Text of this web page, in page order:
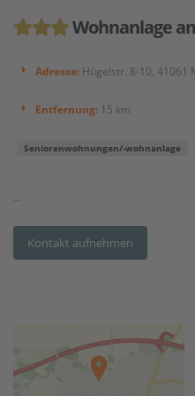
Wohnanlage
Adresse: Hügelstr. 8-10, 41061
Entfernung: 15 km
Seniorenwohnungen/-wohnanlage
...
Kontakt aufnehmen